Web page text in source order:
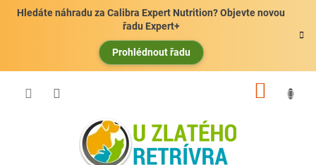
Hledáte náhradu za Calibra Expert Nutrition? Objevte novou
řadu Expert+
Prohlédnout řadu